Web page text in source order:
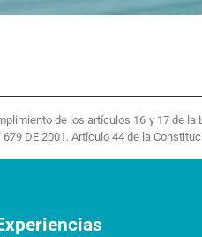
de los artículos 16 y 17 de la
DE 2001. Artículo 44 de la